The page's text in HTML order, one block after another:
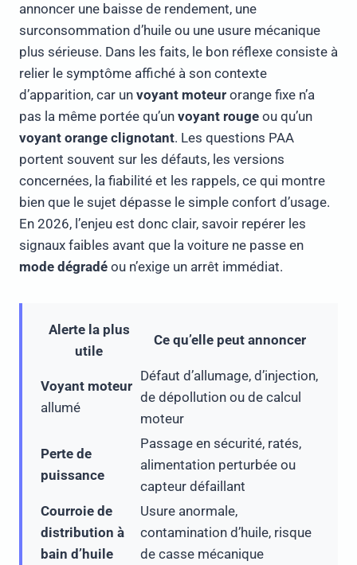
annoncer une baisse de rendement, une
surconsommation d’huile ou une usure mécanique
plus sérieuse. Dans les faits, le bon réflexe consiste à
relier le symptôme affiché à son contexte
d’apparition, car un voyant moteur orange fixe n’a
pas la même portée qu’un voyant rouge ou qu’un
voyant orange clignotant. Les questions PAA
portent souvent sur les défauts, les versions
concernées, la fiabilité et les rappels, ce qui montre
bien que le sujet dépasse le simple confort d’usage.
En 2026, l’enjeu est donc clair, savoir repérer les
signaux faibles avant que la voiture ne passe en
mode dégradé ou n’exige un arrêt immédiat.
Alerte la plus
utile
Ce qu’elle peut annoncer
Voyant moteur
allumé
Défaut d’allumage, d’injection,
de dépollution ou de calcul
moteur
Perte de
puissance
Passage en sécurité, ratés,
alimentation perturbée ou
capteur défaillant
Courroie de
distribution à
bain d’huile
Usure anormale,
contamination d’huile, risque
de casse mécanique